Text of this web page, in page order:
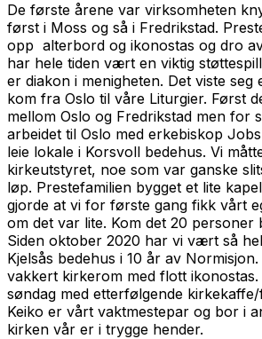
De første årene var virksomheten
først i Moss og så i Fredrikstad.
opp alterbord og ikonostas og dro
har hele tiden vært en viktig
er diakon i menigheten. Det viste
kom fra Oslo til våre Liturgier. Først
mellom Oslo og Fredrikstad men for
arbeidet til Oslo med erkebiskop
leie lokale i Korsvoll bedehus. Vi
kirkeutstyret, noe som var ganske
løp. Prestefamilien bygget et lite
gjorde at vi for første gang fikk vårt
om det var lite. Kom det 20 personer
Siden oktober 2020 har vi vært så
Kjelsås bedehus i 10 år av
vakkert kirkerom med flott
søndag med etterfølgende
Keiko er vårt vaktmestepar og bor i
kirken vår er i trygge hender.